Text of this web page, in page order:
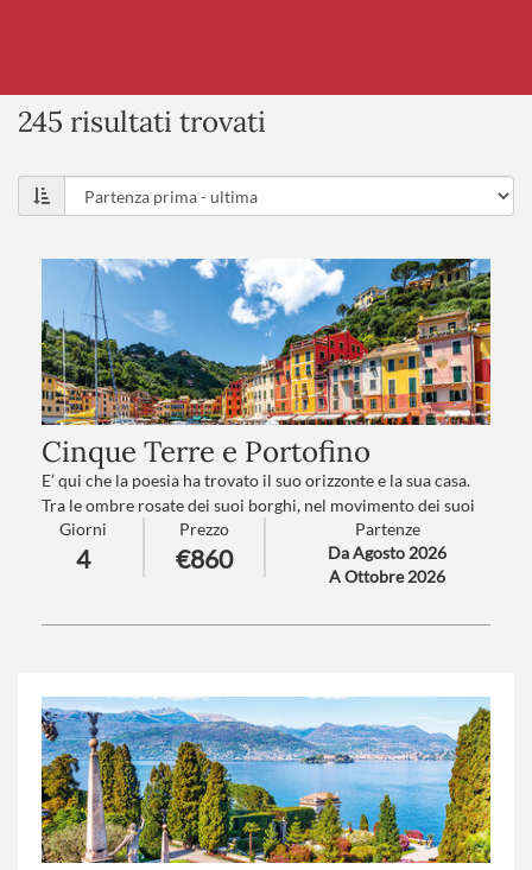
245 risultati trovati
Cinque Terre e Portofino
E’ qui che la poesia ha trovato il suo orizzonte e la sua casa.
Tra le ombre rosate dei suoi borghi, nel movimento dei suoi
colli, oltre l'azzurro profondissimo del mare, la Liguria apre
discreta il sogno di Petrarca, il mistero della perfetta
armonia tra l'uomo e il suo mare, la sua terra.
Giorni
4
Prezzo
€860
Partenze
Da Agosto 2026
A Ottobre 2026